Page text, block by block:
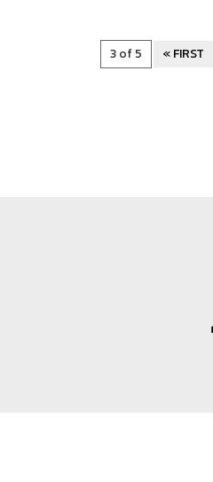
3 of 5 « FIRST